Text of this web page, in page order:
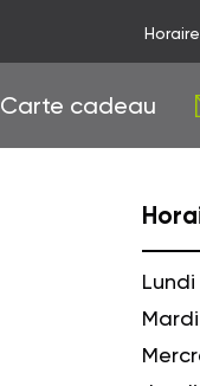
Carte cadeau
Lundi
Mardi